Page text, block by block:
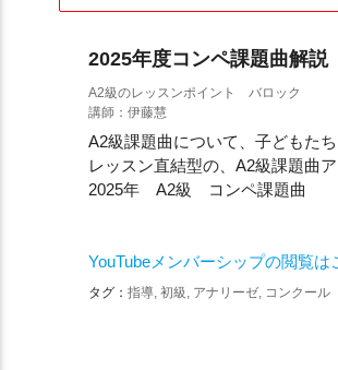
2025年度コンペ課題曲解説
A2級のレッスンポイント バロック
講師：伊藤慧
A2級課題曲について、子どもた
レッスン直結型の、A2級課題曲
2025年 A2級 コンペ課題曲
YouTubeメンバーシップの閲覧は
タグ： 指導, 初級, アナリーゼ, コンクール